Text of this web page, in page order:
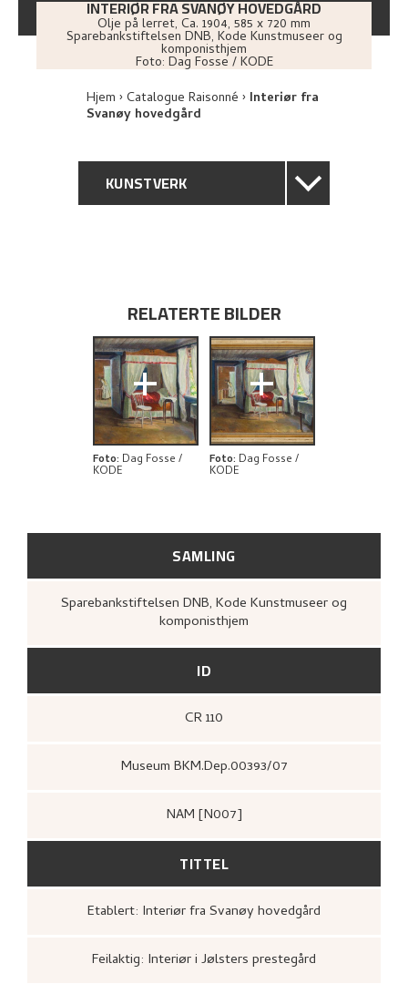
INTERIØR FRA SVANØY HOVEDGÅRD
Olje på lerret, Ca. 1904, 585 x 720 mm
Sparebankstiftelsen DNB, Kode Kunstmuseer og
komponisthjem
Foto: Dag Fosse / KODE
Hjem Catalogue Raisonné Interiør fra
Svanøy hovedgård
KUNSTVERK
PROVENIENS
UTSTILLINGSHISTORIE
RELATERTE KUNSTVERK
UTFORSK
SAMLING
Sparebankstiftelsen DNB, Kode Kunstmuseer og
komponisthjem
ID
CR 110
Museum BKM.Dep.00393/07
NAM [N007]
TITTEL
Etablert: Interiør fra Svanøy hovedgård
Feilaktig: Interiør i Jølsters prestegård
RELATERTE BILDER
+
Foto: Dag Fosse /
KODE
+
Foto: Dag Fosse /
KODE